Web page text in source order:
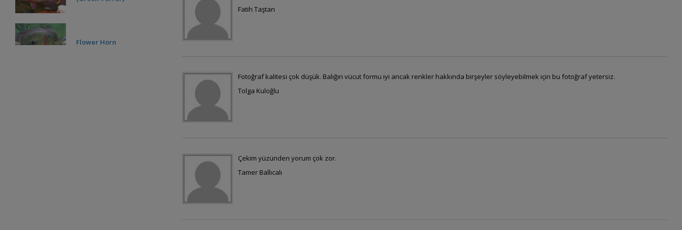
Flower Horn
Fatih Taştan
Fotoğraf kalitesi çok düşük. Balığın vücut formu iyi ancak renkler hakkında birşeyler söyleyebilmek için bu fotoğraf yetersiz.
Tolga Kuloğlu
Çekim yüzünden yorum çok zor.
Tamer Ballıcalı